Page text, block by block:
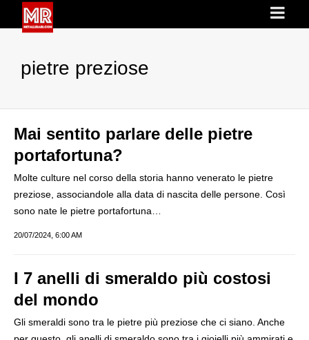
pietre preziose
Mai sentito parlare delle pietre
portafortuna?
Molte culture nel corso della storia hanno venerato le pietre
preziose, associandole alla data di nascita delle persone. Così
sono nate le pietre portafortuna…
20/07/2024, 6:00 AM
I 7 anelli di smeraldo più costosi
del mondo
Gli smeraldi sono tra le pietre più preziose che ci siano. Anche